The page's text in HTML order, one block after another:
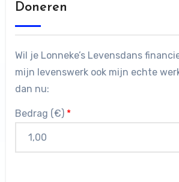
Doneren
Wil je Lonneke’s Levensdans
mijn levenswerk ook mijn echte
dan nu:
Bedrag (€) *